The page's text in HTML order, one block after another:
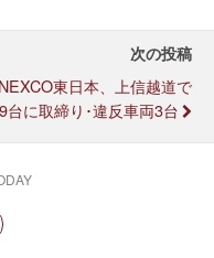
次の投稿
NEXCO東日本、上信越道で
台に取締り･違反車両3台